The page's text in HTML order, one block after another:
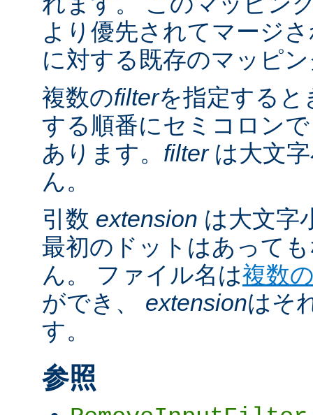
より優先されてマージ
に対する既存のマッピ
複数のfilterを指定すると
する順番にセミコロン
あります。 filterは大文
ん。
引数 extension は大文字
最初のドットはあって
ん。 ファイル名は複数
ができ、 extensionはそ
す。
参照